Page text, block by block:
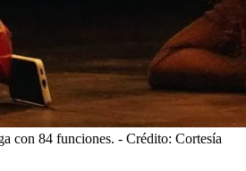
con 84 funciones. - Crédito: Cortesía